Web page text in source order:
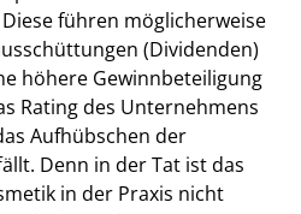
führen möglicherweise
(Dividenden)
höhere Gewinnbeteiligung
Rating des Unternehmens
Aufhübschen der
Denn in der Tat ist das
in der Praxis nicht